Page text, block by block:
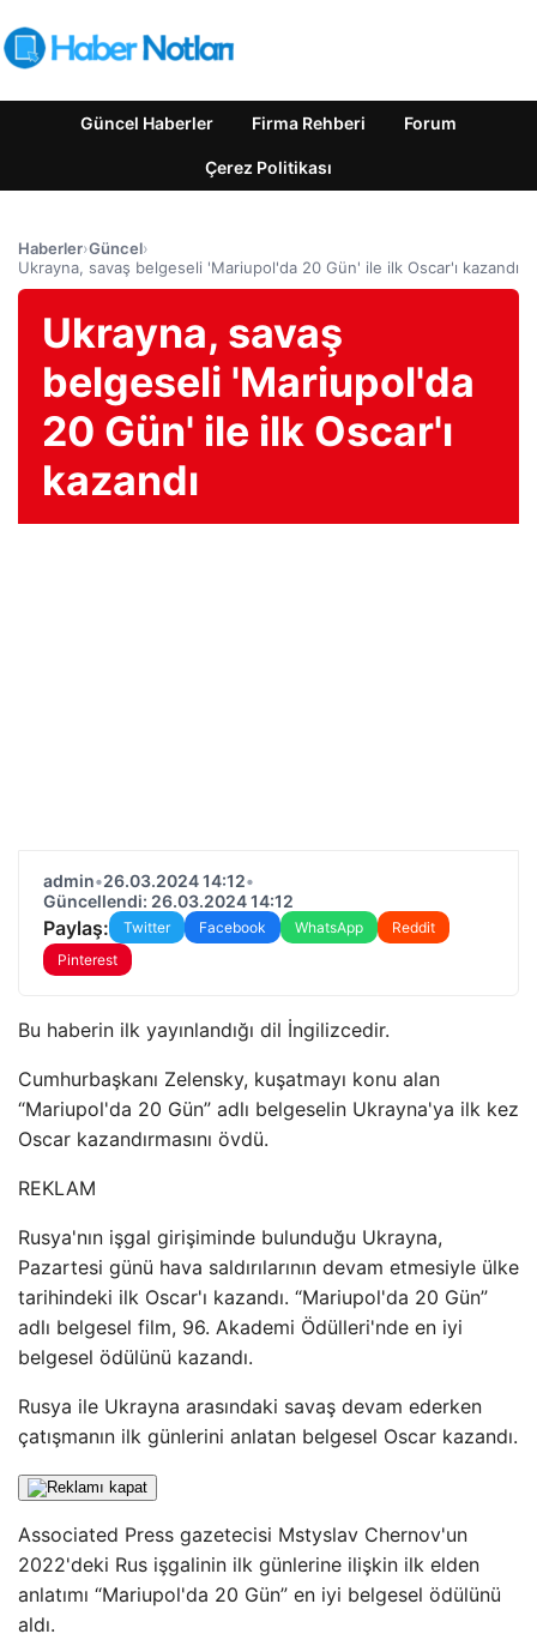
Güncel Haberler Firma Rehberi Forum
Çerez Politikası
Haberler›Güncel›
Ukrayna, savaş belgeseli 'Mariupol'da 20 Gün' ile ilk Oscar'ı kazandı
Ukrayna, savaş
belgeseli 'Mariupol'da
20 Gün' ile ilk Oscar'ı
kazandı
admin•26.03.2024 14:12•
Güncellendi: 26.03.2024 14:12
Paylaş: Twitter Facebook WhatsApp
Reddit
Pinterest
Bu haberin ilk yayınlandığı dil İngilizcedir.
Cumhurbaşkanı Zelensky, kuşatmayı konu alan
“Mariupol'da 20 Gün” adlı belgeselin Ukrayna'ya ilk kez
Oscar kazandırmasını övdü.
REKLAM
Rusya'nın işgal girişiminde bulunduğu Ukrayna,
Pazartesi günü hava saldırılarının devam etmesiyle ülke
tarihindeki ilk Oscar'ı kazandı. “Mariupol'da 20 Gün”
adlı belgesel film, 96. Akademi Ödülleri'nde en iyi
belgesel ödülünü kazandı.
Rusya ile Ukrayna arasındaki savaş devam ederken
çatışmanın ilk günlerini anlatan belgesel Oscar kazandı.
Associated Press gazetecisi Mstyslav Chernov'un
2022'deki Rus işgalinin ilk günlerine ilişkin ilk elden
anlatımı “Mariupol'da 20 Gün” en iyi belgesel ödülünü
aldı.